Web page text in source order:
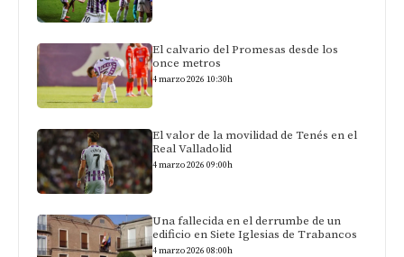
El calvario del Promesas desde los
once metros
4 marzo 2026 10:30h
El valor de la movilidad de Tenés en el
Real Valladolid
4 marzo 2026 09:00h
Una fallecida en el derrumbe de un
edificio en Siete Iglesias de Trabancos
4 marzo 2026 08:00h